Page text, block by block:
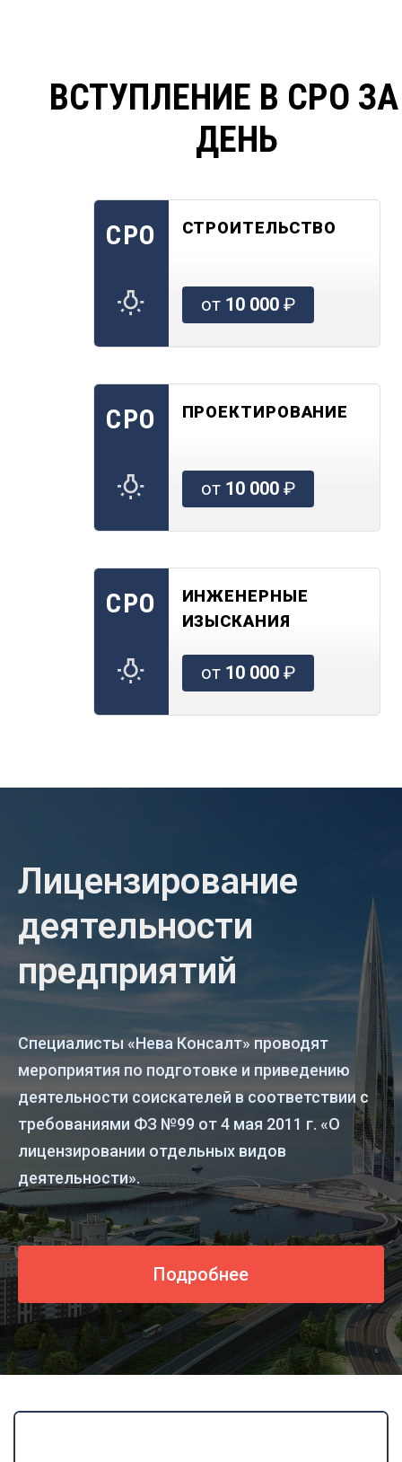
ВСТУПЛЕНИЕ В СРО
ДЕНЬ
СРО СТРОИТЕЛЬСТВО
от 10 000₽
СРО ПРОЕКТИРОВАНИЕ
от 10 000₽
СРО
ИНЖЕНЕРНЫЕ
ИЗЫСКАНИЯ
от 10 000₽
Лицензирование
деятельности
предприятий
Специалисты «Нева Консалт» проводят
мероприятия по подготовке и приведению
деятельности соискателей в соответствии с
требованиями ФЗ №99 от 4 мая 2011 г. «О
лицензировании отдельных видов
деятельности».
Подробнее